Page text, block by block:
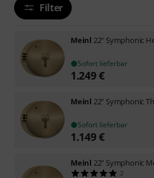
Filter
Meinl 22" Symphonic
Sofort lieferbar
1.249€
Meinl 22" Symphonic
Sofort lieferbar
1.149€
Meinl 22" Symphonic
2